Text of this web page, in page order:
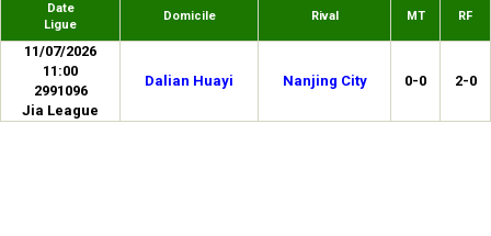
Date
Ligue
Domicile Rival MT RF
11/07/2026
11:00
2991096
Jia League
Dalian Huayi Nanjing City 0-0 2-0